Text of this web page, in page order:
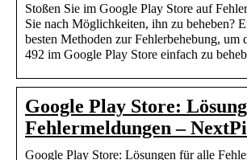
Stoßen Sie im Google Play Store auf
Sie nach Möglichkeiten, ihn zu beheben?
besten Methoden zur Fehlerbehebung, um
492 im Google Play Store einfach zu
Google Play Store:
Fehlermeldungen –
Google Play Store: Lösungen für alle